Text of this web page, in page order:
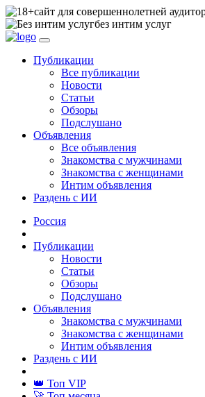
сайт для совершеннолетней
без интим услуг
Публикации
Все публикации
Новости
Статьи
Обзоры
Подслушано
Объявления
Все объявления
Знакомства с мужчинами
Знакомства с женщинами
Интим объявления
Раздень с ИИ
Россия
Публикации
Новости
Статьи
Обзоры
Подслушано
Объявления
Знакомства с мужчинами
Знакомства с женщинами
Интим объявления
Раздень с ИИ
👑 Топ VIP